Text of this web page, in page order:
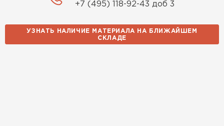
+7 (495) 118-92-43 доб 3
УЗНАТЬ НАЛИЧИЕ МАТЕРИАЛА НА БЛИЖАЙШЕМ
СКЛАДЕ